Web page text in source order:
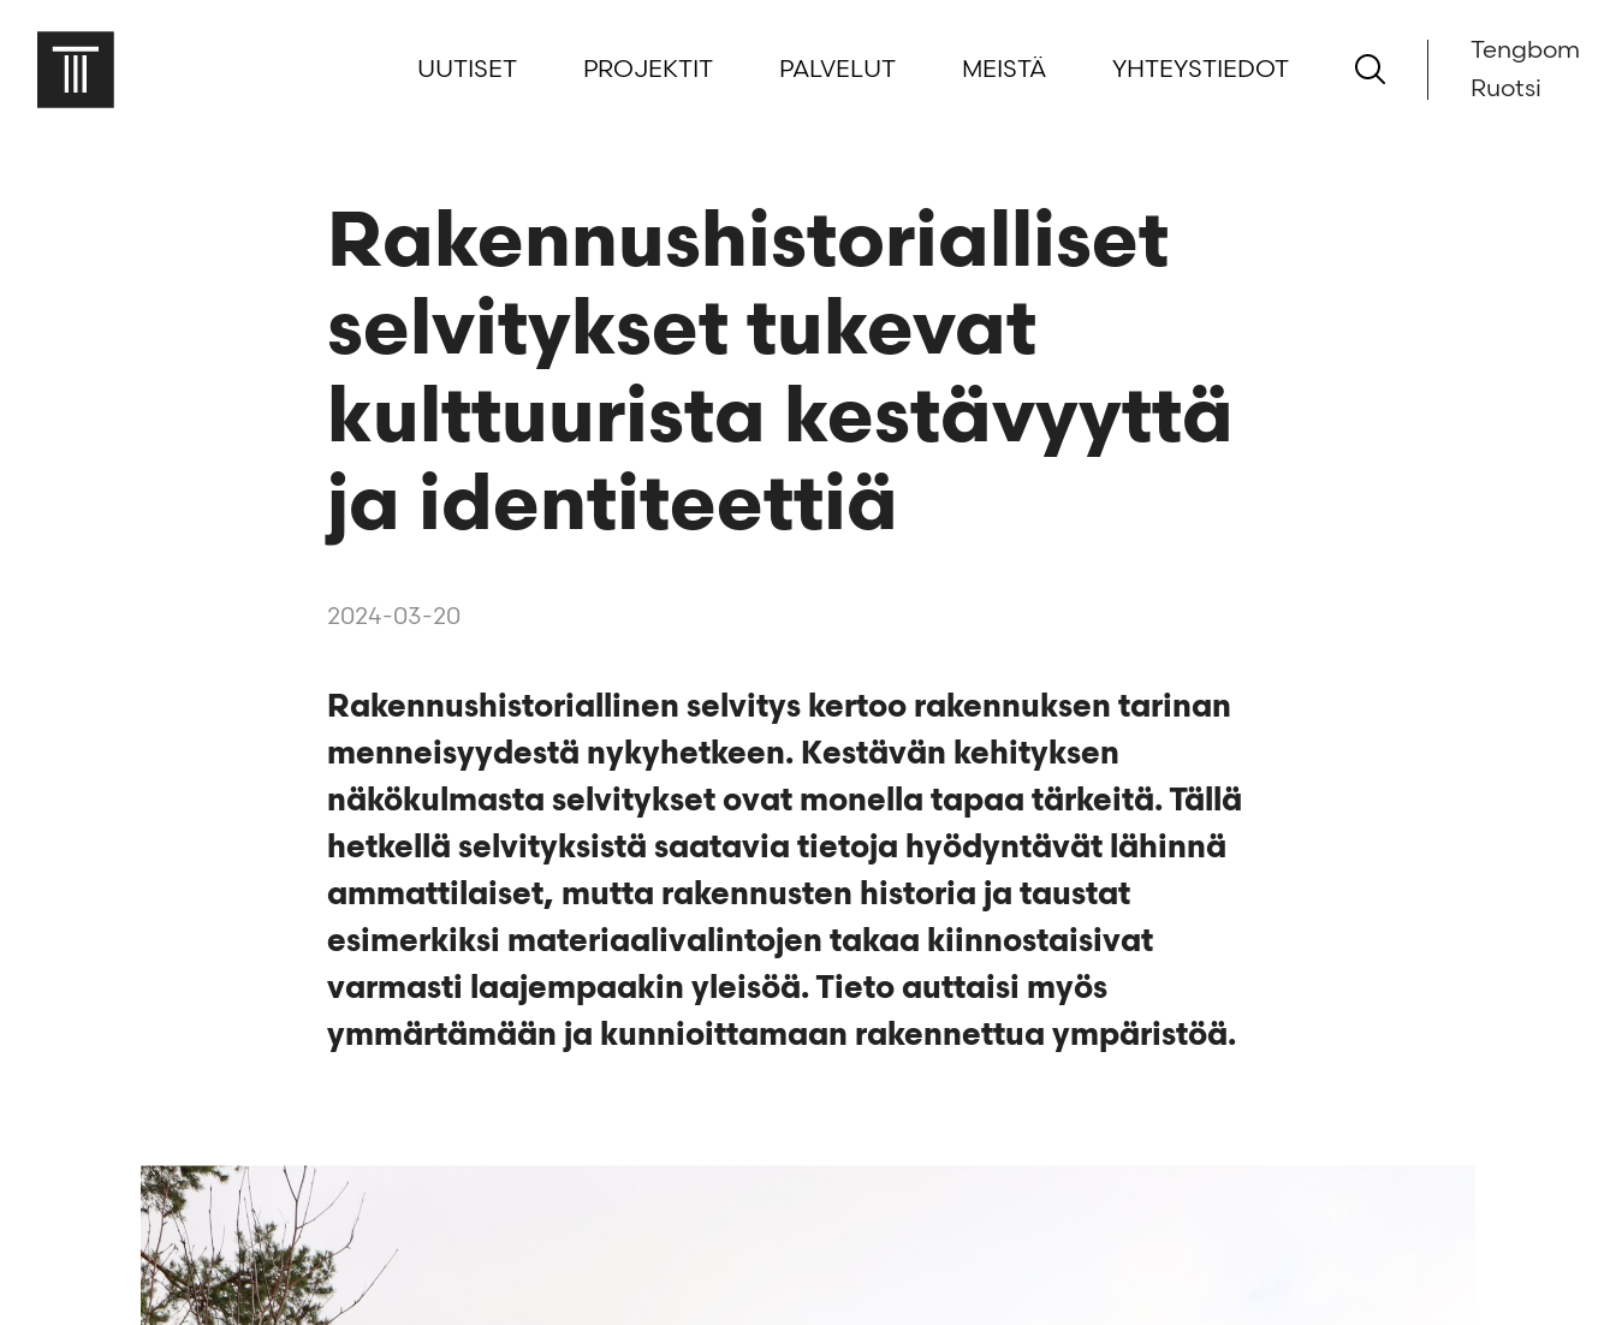
UUTISET PROJEKTIT PALVELUT MEISTÄ YHTEYSTIEDOT
Tengbom
Ruotsi
Rakennushistorialliset
selvitykset tukevat
kulttuurista kestävyyttä
ja identiteettiä
2024-03-20
Rakennushistoriallinen selvitys kertoo rakennuksen tarinan
menneisyydestä nykyhetkeen. Kestävän kehityksen
näkökulmasta selvitykset ovat monella tapaa tärkeitä. Tällä
hetkellä selvityksistä saatavia tietoja hyödyntävät lähinnä
ammattilaiset, mutta rakennusten historia ja taustat
esimerkiksi materiaalivalintojen takaa kiinnostaisivat
varmasti laajempaakin yleisöä. Tieto auttaisi myös
ymmärtämään ja kunnioittamaan rakennettua ympäristöä.